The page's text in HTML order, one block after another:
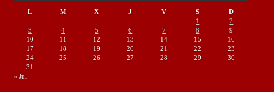
L M X J V S
D
1
2
3
4 5 6 7 8
9
10
11 12 13 14 15
16
17
18 19 20 21 22
23
24
25 26 27 28 29
30
31
« Jul